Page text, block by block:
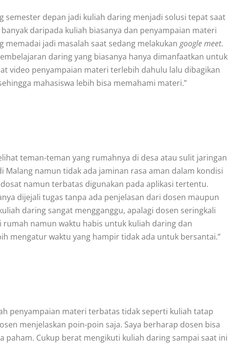
semester depan jadi kuliah daring menjadi solusi tepat saat
daripada kuliah biasanya dan penyampaian materi
jadi masalah saat sedang melakukan google meet.
daring yang biasanya hanya dimanfaatkan untuk
video penyampaian materi terlebih dahulu lalu dibagikan
mahasiswa lebih bisa memahami materi.”
teman-teman yang rumahnya di desa atau sulit jaringan
namun tidak ada jaminan rasa aman dalam kondisi
namun terbatas digunakan pada aplikasi tertentu.
dijejali tugas tanpa ada penjelasan dari dosen maupun
daring sangat mengganggu, apalagi dosen seringkali
namun waktu habis untuk kuliah daring dan
mengatur waktu yang hampir tidak ada untuk bersantai.”
penyampaian materi terbatas tidak seperti kuliah tatap
menjelaskan poin-poin saja. Saya berharap dosen bisa
paham. Cukup berat mengikuti kuliah daring sampai saat ini